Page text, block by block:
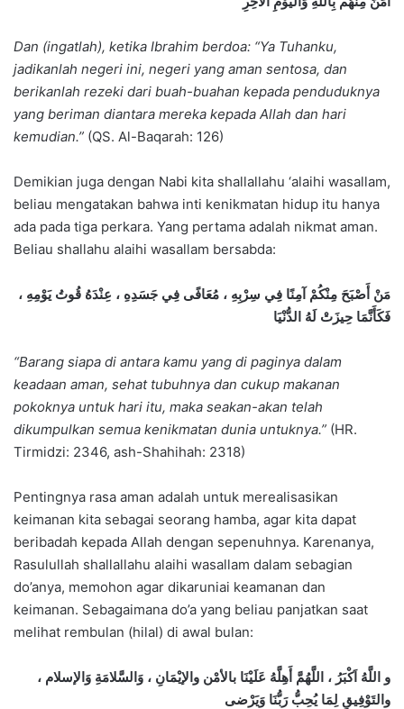
Dan (ingatlah), ketika Ibrahim berdoa: “Ya Tuhanku,
jadikanlah negeri ini, negeri yang aman sentosa, dan
berikanlah rezeki dari buah-buahan kepada penduduknya
yang beriman diantara mereka kepada Allah dan hari
kemudian.” (QS. Al-Baqarah: 126)
Demikian juga dengan Nabi kita shallallahu ‘alaihi wasallam,
beliau mengatakan bahwa inti kenikmatan hidup itu hanya
ada pada tiga perkara. Yang pertama adalah nikmat aman.
Beliau shallahu alaihi wasallam bersabda:
مَنْ أَصْبَحَ مِنْكُمْ آمِنًا فِي سِرْبِهِ ، مُعَافًى فِي جَسَدِهِ ، عِنْدَهُ قُوتُ يَوْمِهِ ،
فَكَأَنَّمَا حِيزَتْ لَهُ الدُّنْيَا
“Barang siapa di antara kamu yang di paginya dalam
keadaan aman, sehat tubuhnya dan cukup makanan
pokoknya untuk hari itu, maka seakan-akan telah
dikumpulkan semua kenikmatan dunia untuknya.” (HR.
Tirmidzi: 2346, ash-Shahihah: 2318)
Pentingnya rasa aman adalah untuk merealisasikan
keimanan kita sebagai seorang hamba, agar kita dapat
beribadah kepada Allah dengan sepenuhnya. Karenanya,
Rasulullah shallallahu alaihi wasallam dalam sebagian
do’anya, memohon agar dikaruniai keamanan dan
keimanan. Sebagaimana do’a yang beliau panjatkan saat
melihat rembulan (hilal) di awal bulan:
و اللَّهُ اَكْبَرُ ، اللَّهُمَّ أَهِلَّهُ عَلَيْنَا بالأمْن والإيْمَانِ ، وَالسَّلامَةِ وَالإسلام ،
والتَوْفِيقِ لِمَا يُحِبُّ رَبُّنَا وَيَرْضى